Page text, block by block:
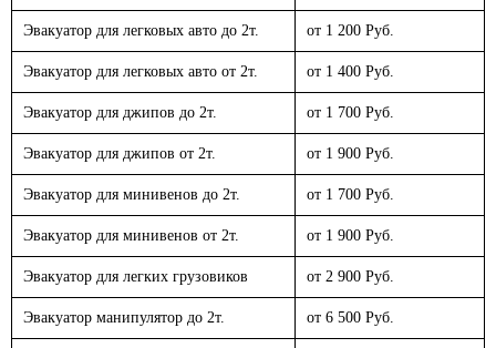
Эвакуатор для легковых авто до 2т. от 1 200 Руб.
Эвакуатор для легковых авто от 2т. от 1 400 Руб.
Эвакуатор для джипов до 2т. от 1 700 Руб.
Эвакуатор для джипов от 2т. от 1 900 Руб.
Эвакуатор для минивенов до 2т. от 1 700 Руб.
Эвакуатор для минивенов от 2т. от 1 900 Руб.
Эвакуатор для легких грузовиков от 2 900 Руб.
Эвакуатор манипулятор до 2т. от 6 500 Руб.